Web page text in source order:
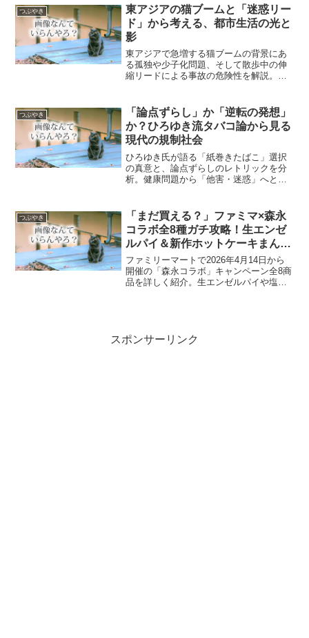
レス化によるレジ締め作業の効率化な
ど、店舗とバイト現場のリアルな事情に
迫ります。
つぶやき
東アジアの猫ブームと「迷惑リー
ド」から考える、都市生活の光と
影
東アジアで急増する猫ブームの背景にあ
る孤独や少子化問題、そして散歩中の伸
縮リードによる事故の危険性を解説。ペ
ます。
つぶやき
「論点ずらし」か「逆転の発想」
か？ひろゆき流タバコ論から見る
現代の規制社会
ひろゆき氏が語る「紙巻きたばこ」選択
の真意と、論点ずらしのレトリックを分
析。健康問題から「他害・迷惑」へと変
説します。
つぶやき
「まだ買える？」ファミマ×森永
コラボ全8種ガチ攻略！生エンゼ
ルパイ＆新作ホットケーキまん
の“中身”とチョコ激変の裏事情
ファミリーマートで2026年4月14日から
開催の「森永コラボ」キャンペーン全8商
品を詳しく紹介。生エンゼルパイや塩キ
ても専門的な視点で解説します。
スポンサーリンク